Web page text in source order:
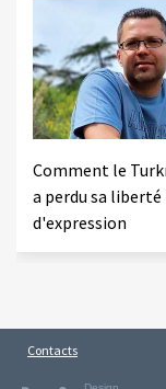
Comment le
a perdu sa liberté
d'expression
Contacts